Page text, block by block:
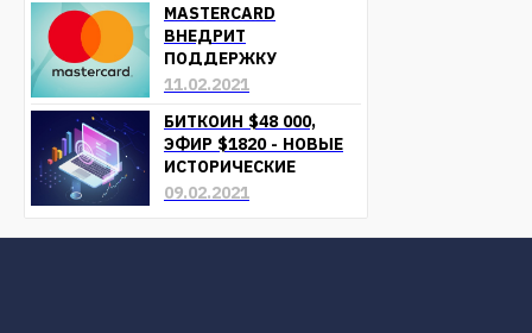
MASTERCARD
ВНЕДРИТ
ПОДДЕРЖКУ
КРИПТОВАЛЮТ УЖЕ В
11.02.2021
БИТКОИН $48 000,
ЭФИР $1820 - НОВЫЕ
ИСТОРИЧЕСКИЕ
МАКСИМУМЫ
09.02.2021